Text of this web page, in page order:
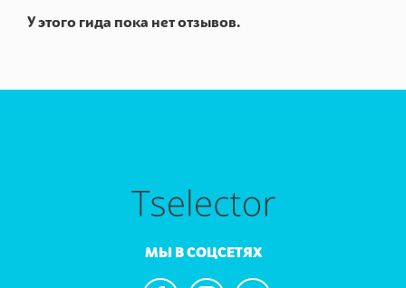
У этого гида пока нет отзывов.
МЫ В СОЦСЕТЯХ